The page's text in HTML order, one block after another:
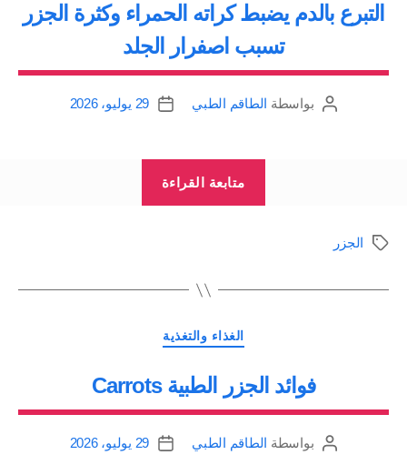
التبرع بالدم يضبط كراته الحمراء وكثرة الجزر
تسبب اصفرار الجلد
كاتببواسطة الطاقم الطبي
تاريخ
29 يوليو، 2026
متابعة القراءة
اصفرار
الجلد”
الوسومالجزر
التصنيفات
الغذاء والتغذية
فوائد الجزر الطبية Carrots
كاتببواسطة الطاقم الطبي
تاريخ
29 يوليو، 2026